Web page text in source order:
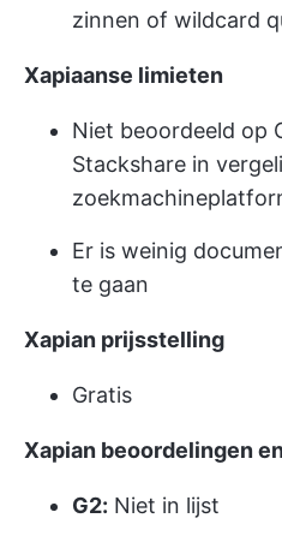
zinnen of wildcard
Xapiaanse limieten
Niet beoordeeld op
Stackshare in
Er is weinig
te gaan
Xapian prijsstelling
Gratis
Xapian beoordelingen
G2: Niet in lijst